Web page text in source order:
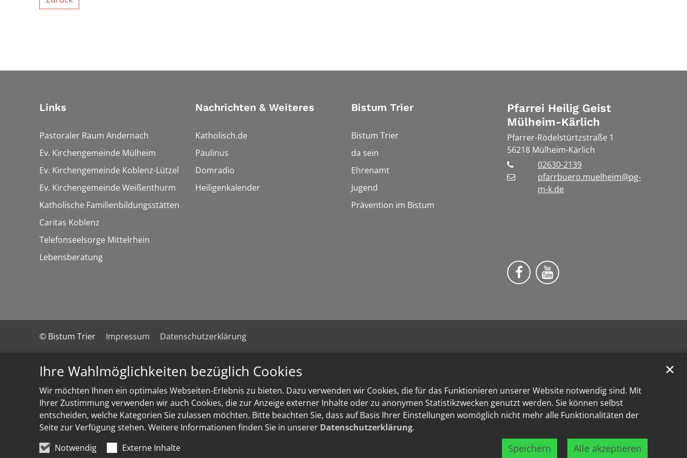
Ihre Wahlmöglichkeiten bezüglich Cookies
Wir möchten Ihnen ein optimales Webseiten-Erlebnis zu bieten. Dazu verwenden wir Cookies, die für das Funktionieren unserer Website notwendig sind. Mit
Ihrer Zustimmung verwenden wir auch Cookies, die zur Anzeige externer Inhalte oder zu anonymen Statistikzwecken genutzt werden. Sie können selbst
entscheiden, welche Kategorien Sie zulassen möchten. Bitte beachten Sie, dass auf Basis Ihrer Einstellungen womöglich nicht mehr alle Funktionalitäten der
Seite zur Verfügung stehen. Weitere Informationen finden Sie in unserer Datenschutzerklärung.
Notwendig
Externe Inhalte Speichern Alle akzeptieren
✕
Links
Pastoraler Raum Andernach
Ev. Kirchengemeinde Mülheim
Ev. Kirchengemeinde Koblenz-Lützel
Ev. Kirchengemeinde Weißenthurm
Katholische Familienbildungsstätten
Caritas Koblenz
Telefonseelsorge Mittelrhein
Lebensberatung
Nachrichten & Weiteres
Katholisch.de
Paulinus
Domradio
Heiligenkalender
Bistum Trier
Bistum Trier
da sein
Ehrenamt
Jugend
Prävention im Bistum
Pfarrei Heilig Geist
Mülheim-Kärlich
Pfarrer-Rödelstürtzstraße 1
56218 Mülheim-Kärlich
02630-2139
pfarrbuero.muelheim@pg-
m-k.de
Wir auf Facebook
Wir auf YouTube
© Bistum Trier Impressum Datenschutzerklärung